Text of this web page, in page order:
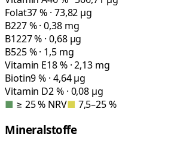
Folat37 % · 73,82 µg
B227 % · 0,38 mg
B1227 % · 0,68 µg
B525 % · 1,5 mg
Vitamin E18 % · 2,13 mg
Biotin9 % · 4,64 µg
Vitamin D2 % · 0,08 µg
■ ≥ 25 % NRV■ 7,5–25 %
Mineralstoffe